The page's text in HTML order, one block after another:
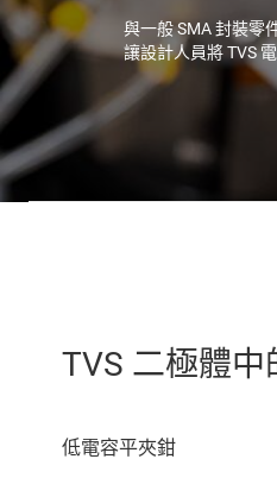
與一般 SMA 封裝零
讓設計人員將 TVS
TVS 二極體中